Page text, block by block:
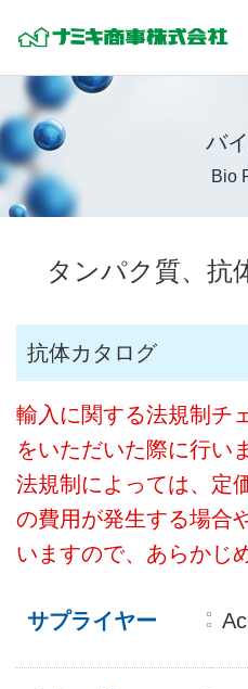
バ
Bio
タンパク質、抗
抗体カタログ
輸入に関する法規制チ
をいただいた際に行い
法規制によっては、定
の費用が発生する場合
いますので、あらかじ
サプライヤー